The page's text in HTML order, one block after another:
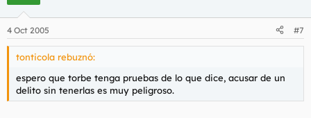
4 Oct 2005 #7
tonticola rebuznó:
espero que torbe tenga pruebas de lo que dice, acusar de un
delito sin tenerlas es muy peligroso.